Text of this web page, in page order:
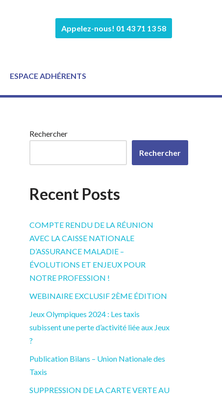
Appelez-nous! 01 43 71 13 58
ESPACE ADHÉRENTS
Rechercher
Rechercher
Recent Posts
COMPTE RENDU DE LA RÉUNION
AVEC LA CAISSE NATIONALE
D’ASSURANCE MALADIE –
ÉVOLUTIONS ET ENJEUX POUR
NOTRE PROFESSION !
WEBINAIRE EXCLUSIF 2ÈME ÉDITION
Jeux Olympiques 2024 : Les taxis
subissent une perte d’activité liée aux Jeux
?
Publication Bilans – Union Nationale des
Taxis
SUPPRESSION DE LA CARTE VERTE AU